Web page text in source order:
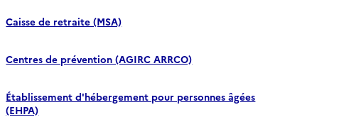
Caisse de retraite (MSA)
Centres de prévention (AGIRC ARRCO)
Établissement d'hébergement pour personnes âgées
(EHPA)